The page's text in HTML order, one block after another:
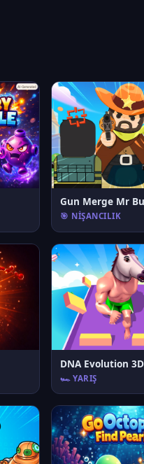
Gun Merge Mr
🎯 NIŞANCILIK
DNA Evolution 3D
🏎️ YARIŞ